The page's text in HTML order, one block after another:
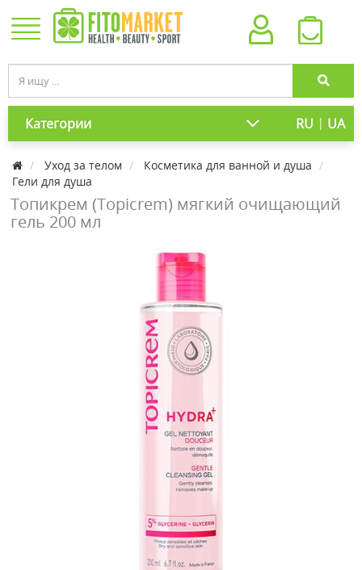
Категории RU | UA
Уход за телом
Косметика для ванной и душа
Гели для душа
Топикрем (Topicrem) мягкий очищающий
гель 200 мл